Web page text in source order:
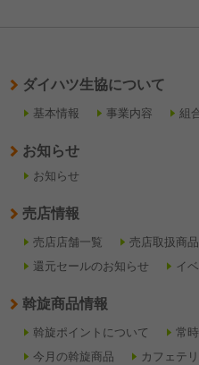
ダイハツ生協について
基本情報 事業内容 組
お知らせ
お知らせ
売店情報
売店店舗一覧 売店取扱商品
還元セールのお知らせ
イ
斡旋商品情報
斡旋ポイントについて
常
今月の斡旋商品
カフェテ